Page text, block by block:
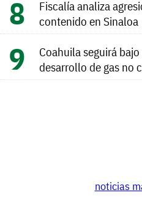
Fiscalía analiza
contenido en Sinaloa
Coahuila seguirá
desarrollo de gas no
noticias